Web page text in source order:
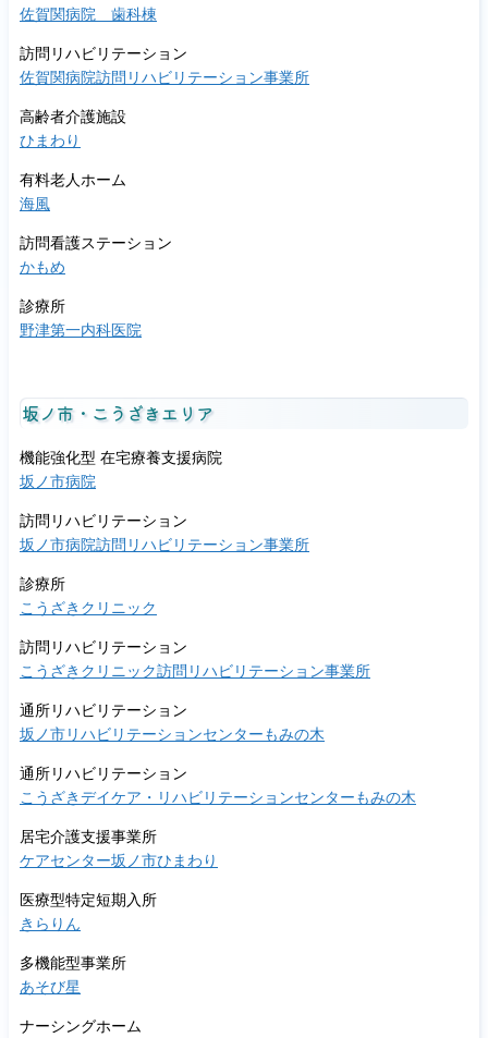
佐賀関病院 歯科棟
訪問リハビリテーション
佐賀関病院訪問リハビリテーション事業所
高齢者介護施設
ひまわり
有料老人ホーム
海風
訪問看護ステーション
かもめ
診療所
野津第一内科医院
坂ノ市・こうざきエリア
機能強化型 在宅療養支援病院
坂ノ市病院
訪問リハビリテーション
坂ノ市病院訪問リハビリテーション事業所
診療所
こうざきクリニック
訪問リハビリテーション
こうざきクリニック訪問リハビリテーション事業所
通所リハビリテーション
坂ノ市リハビリテーションセンターもみの木
通所リハビリテーション
こうざきデイケア・リハビリテーションセンターもみの木
居宅介護支援事業所
ケアセンター坂ノ市ひまわり
医療型特定短期入所
きらりん
多機能型事業所
あそび星
ナーシングホーム